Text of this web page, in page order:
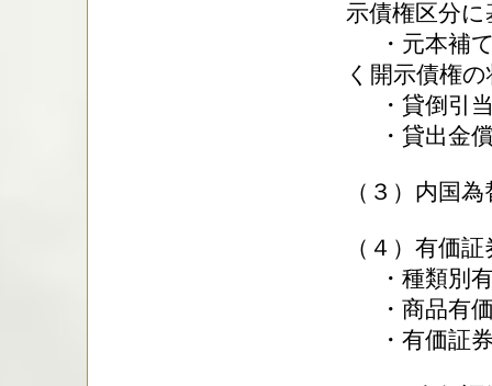
示債権区分
・元本補て
く開示債権
・貸倒引当
・貸出金償
（３）内国
（４）有価
・種類別有
・商品有価
・有価証券